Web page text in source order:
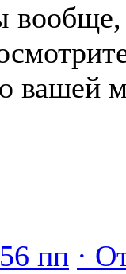
вообще,
вашей
пп ·